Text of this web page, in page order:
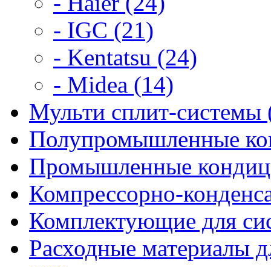
- IGC (21)
- Kentatsu (24)
- Midea (14)
Мульти сплит-системы
Полупромышленные
Промышленные
Компрессорно-
Комплектующие для
Расходные материалы